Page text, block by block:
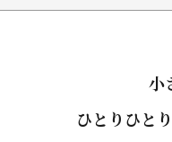
小
ひとりひと